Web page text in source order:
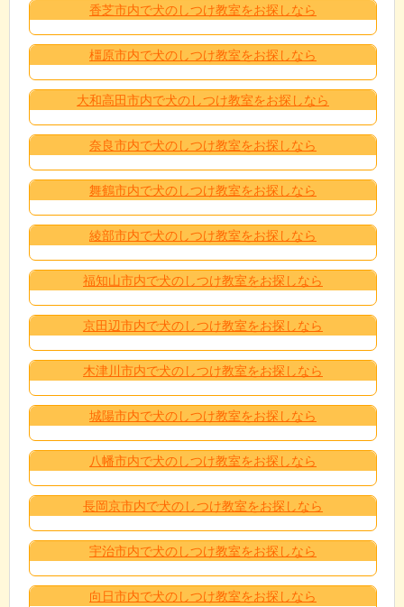
香芝市内で犬のしつけ教室をお探しなら
橿原市内で犬のしつけ教室をお探しなら
大和高田市内で犬のしつけ教室をお探しなら
奈良市内で犬のしつけ教室をお探しなら
舞鶴市内で犬のしつけ教室をお探しなら
綾部市内で犬のしつけ教室をお探しなら
福知山市内で犬のしつけ教室をお探しなら
京田辺市内で犬のしつけ教室をお探しなら
木津川市内で犬のしつけ教室をお探しなら
城陽市内で犬のしつけ教室をお探しなら
八幡市内で犬のしつけ教室をお探しなら
長岡京市内で犬のしつけ教室をお探しなら
宇治市内で犬のしつけ教室をお探しなら
向日市内で犬のしつけ教室をお探しなら